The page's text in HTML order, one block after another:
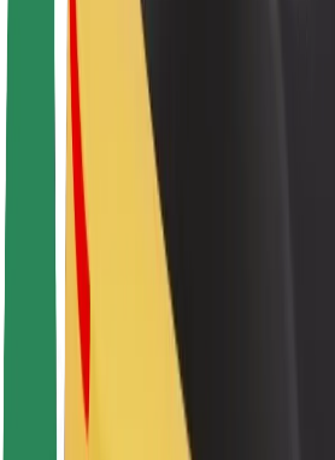
Projekt nula
Novosti
Smjernice za brend
Odnosi s investitorima
Vodstvo
Urban Fund
Sigurnost